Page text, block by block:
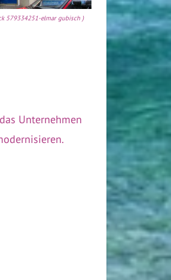
579334251-elmar gubisch )
Unternehmen